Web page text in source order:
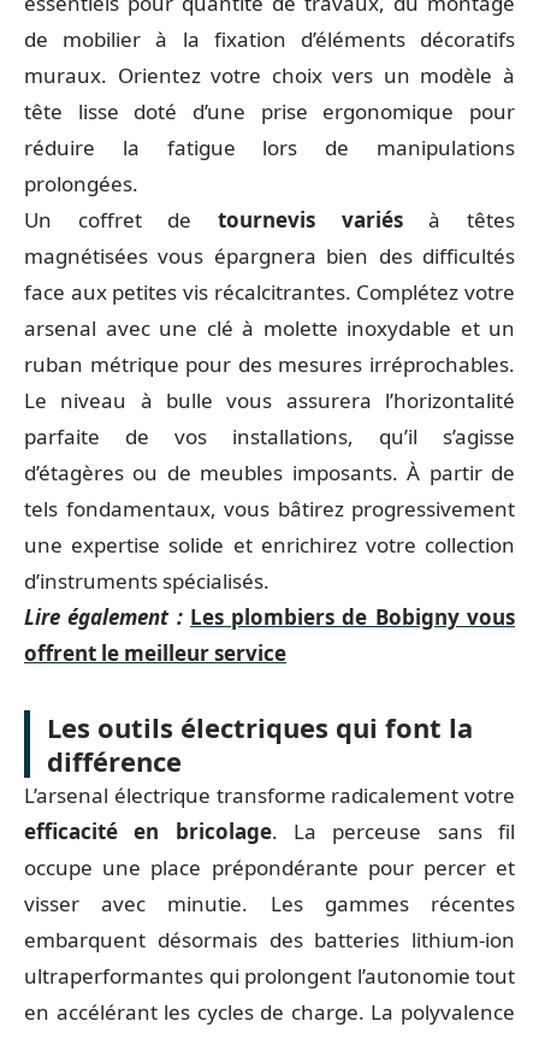
de mobilier à la fixation d’éléments décoratifs
muraux. Orientez votre choix vers un modèle à
tête lisse doté d’une prise ergonomique pour
réduire la fatigue lors de manipulations
prolongées.
Un coffret de tournevis variésà têtes
magnétisées vous épargnera bien des difficultés
face aux petites vis récalcitrantes. Complétez votre
arsenal avec une clé à molette inoxydable et un
ruban métrique pour des mesures irréprochables.
Le niveau à bulle vous assurera l’horizontalité
parfaite de vos installations, qu’il s’agisse
d’étagères ou de meubles imposants. À partir de
tels fondamentaux, vous bâtirez progressivement
une expertise solide et enrichirez votre collection
d’instruments spécialisés.
Lire également : Les plombiers de Bobigny vous
offrent le meilleur service
Les outils électriques qui font la
différence
L’arsenal électrique transforme radicalement votre
efficacité en bricolage. La perceuse sans fil
occupe une place prépondérante pour percer et
visser avec minutie. Les gammes récentes
embarquent désormais des batteries lithium-ion
ultraperformantes qui prolongent l’autonomie tout
en accélérant les cycles de charge. La polyvalence